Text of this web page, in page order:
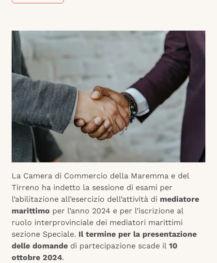
La Camera di Commercio della Maremma e del
Tirreno ha indetto la sessione di esami per
l’abilitazione all’esercizio dell’attività di mediatore
marittimo per l’anno 2024 e per l’iscrizione al
ruolo interprovinciale dei mediatori marittimi
sezione Speciale. Il termine per la presentazione
delle domande di partecipazione scade il 10
ottobre 2024.